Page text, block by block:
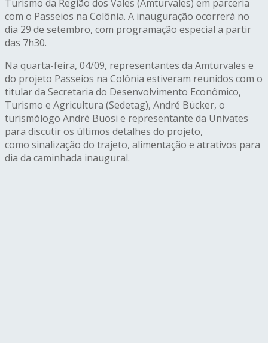
Turismo da Região dos Vales (Amturvales) em parceria
com o Passeios na Colônia. A inauguração ocorrerá no
dia 29 de setembro, com programação especial a partir
das 7h30.
Na quarta-feira, 04/09, representantes da Amturvales e
do projeto Passeios na Colônia estiveram reunidos com o
titular da Secretaria do Desenvolvimento Econômico,
Turismo e Agricultura (Sedetag), André Bücker, o
turismólogo André Buosi e representante da Univates
para discutir os últimos detalhes do projeto,
como sinalização do trajeto, alimentação e atrativos para
dia da caminhada inaugural.